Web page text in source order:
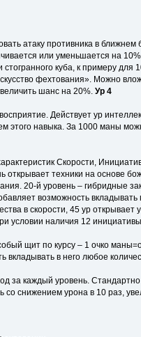
атаку противника в
или уменьшается на
куба, к примеру
фехтования». Можно
шанс на 20%.Ур 4
Действует ур
навыка. За 1000 маны
Скорости,
техники на основе
20-й уровень – гибридные
возможность
в скорости, 45 ур
условии наличия 12
щит по курсу – 1 очко
вкладывать в него любое
за каждый уровень.
снижением урона в 10 раз,